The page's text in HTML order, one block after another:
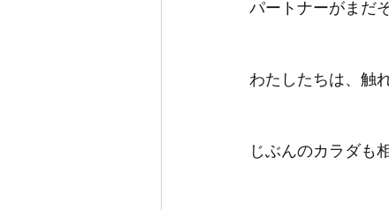
パートナーがまだ
わたしたちは、触
じぶんのカラダも